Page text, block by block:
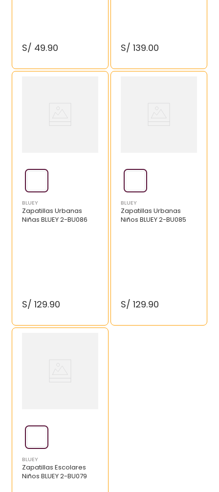
S/ 49.90 S/ 139.00
BLUEY
Zapatillas Urbanas
Niñas BLUEY 2-BU086
S/ 129.90
BLUEY
Zapatillas Urbanas
Niños BLUEY 2-BU085
S/ 129.90
BLUEY
Zapatillas Escolares
Niños BLUEY 2-BU079